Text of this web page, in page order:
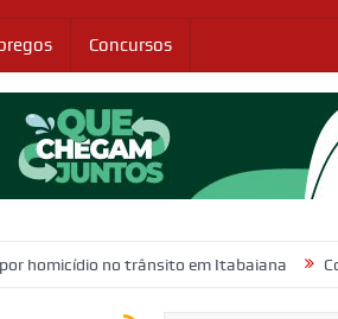
Concursos
no trânsito em Itabaiana Confira as